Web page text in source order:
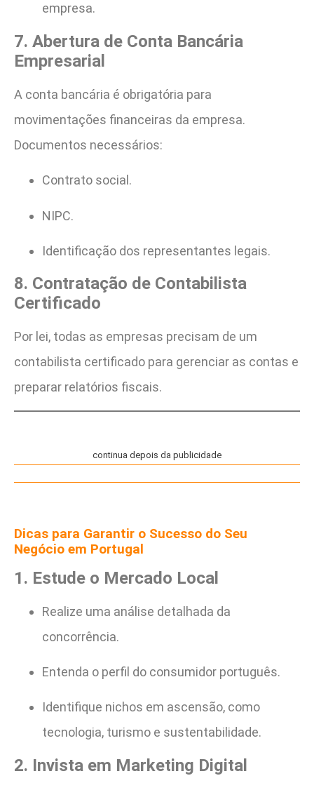
empresa.
7. Abertura de Conta Bancária
Empresarial
A conta bancária é obrigatória para
movimentações financeiras da empresa.
Documentos necessários:
Contrato social.
NIPC.
Identificação dos representantes legais.
8. Contratação de Contabilista
Certificado
Por lei, todas as empresas precisam de um
contabilista certificado para gerenciar as contas e
preparar relatórios fiscais.
continua depois da publicidade
Dicas para Garantir o Sucesso do Seu
Negócio em Portugal
1. Estude o Mercado Local
Realize uma análise detalhada da
concorrência.
Entenda o perfil do consumidor português.
Identifique nichos em ascensão, como
tecnologia, turismo e sustentabilidade.
2. Invista em Marketing Digital